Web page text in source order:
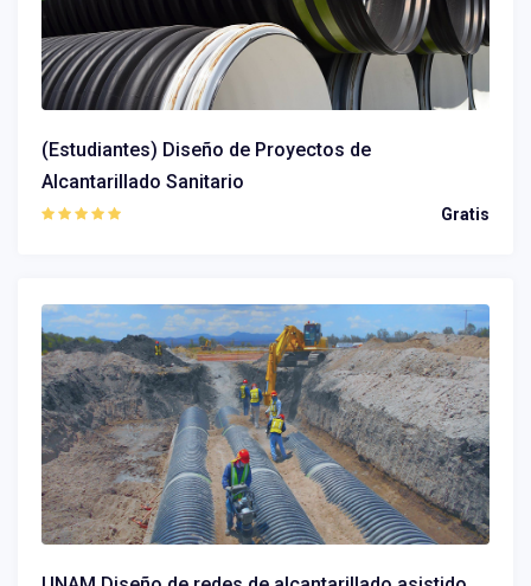
(Estudiantes) Diseño de Proyectos de
Alcantarillado Sanitario
Gratis